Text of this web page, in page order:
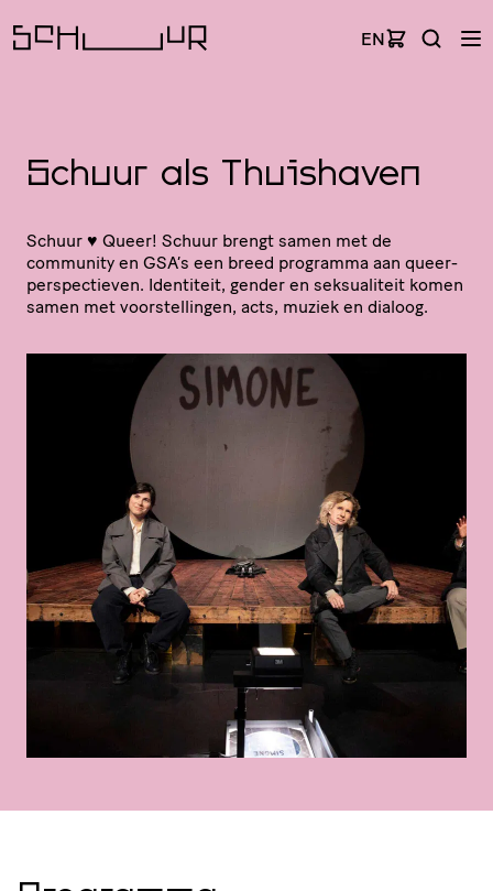
EN
Schuur als Thuishaven
Schuur ♥ Queer! Schuur brengt samen met de
community en GSA’s een breed programma aan queer-
perspec­tieven. Identiteit, gender en seksu­a­li­teit komen
samen met voor­stel­lingen, acts, muziek en dialoog.